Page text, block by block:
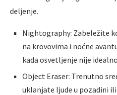
deljenje.
Nightography: Zabeležite
na krovovima i noćne
kada osvetljenje nije
Object Eraser: Trenutno
uklanjate ljude u pozadini